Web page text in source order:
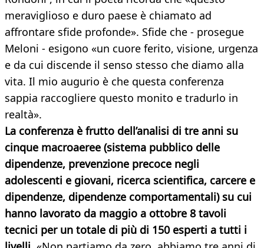
meraviglioso e duro paese è chiamato ad
affrontare sfide profonde». Sfide che - prosegue
Meloni - esigono «un cuore ferito, visione, urgenza
e da cui discende il senso stesso che diamo alla
vita. Il mio augurio è che questa conferenza
sappia raccogliere questo monito e tradurlo in
realtà».
La conferenza è frutto dell’analisi di tre anni su
cinque macroaeree (sistema pubblico delle
dipendenze, prevenzione precoce negli
adolescenti e giovani, ricerca scientifica, carcere e
dipendenze, dipendenze comportamentali) su cui
hanno lavorato da maggio a ottobre 8 tavoli
tecnici per un totale di più di 150 esperti a tutti i